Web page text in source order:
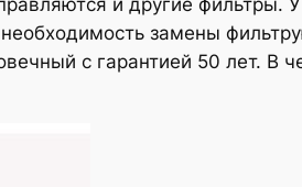
и другие фильтры.
замены
с гарантией 50 лет. В